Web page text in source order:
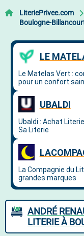
LiteriePrivee.com
Boulogne-
ANDRÉ
LITERIE À